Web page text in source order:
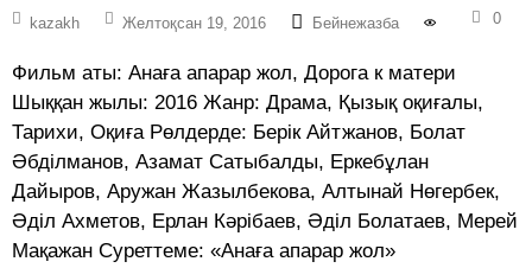
kazakh Желтоқсан 19, 2016 Бейнежазба 0
Фильм аты: Анаға апарар жол, Дорога к матери
Шыққан жылы: 2016 Жанр: Драма, Қызық оқиғалы,
Тарихи, Оқиға Рөлдерде: Берік Айтжанов, Болат
Әбділманов, Азамат Сатыбалды, Еркебұлан
Дайыров, Аружан Жазылбекова, Алтынай Нөгербек,
Әділ Ахметов, Ерлан Кәрібаев, Әділ Болатаев, Мерей
Мақажан Суреттеме: «Анаға апарар жол»